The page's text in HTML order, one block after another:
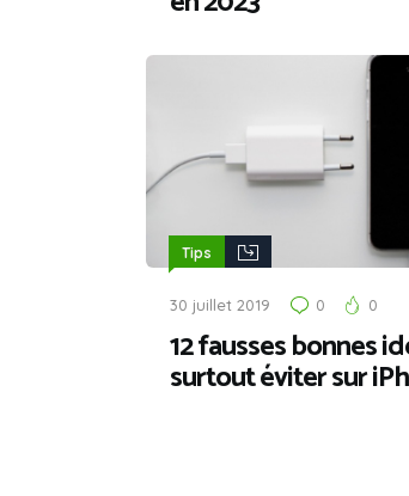
Tips
30 juillet 2019 0 0
12 fausses bonnes
surtout éviter sur